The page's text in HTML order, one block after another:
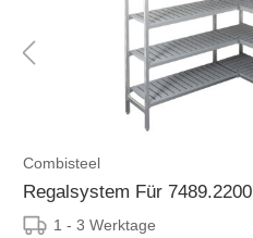
Combisteel
Regalsystem Für 7489.2200
1 - 3 Werktage